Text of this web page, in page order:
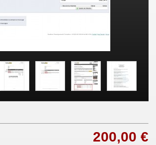
200,00 €